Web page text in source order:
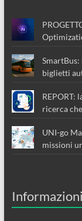
biglietti
REPORT:
ricerca
UNI-go
missioni